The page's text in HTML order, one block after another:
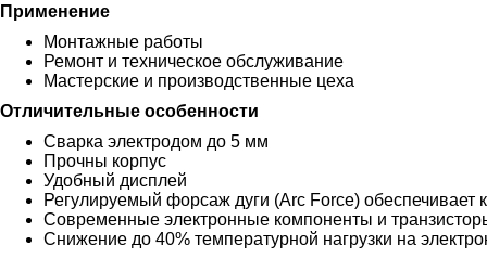
Применение
Монтажные работы
Ремонт и техническое обслуживание
Мастерские и производственные цеха
Отличительные особенности
Сварка электродом до 5 мм
Прочны корпус
Удобный дисплей
Регулируемый форсаж дуги (Arc Force)
Современные электронные компоненты и
Снижение до 40% температурной нагрузки на